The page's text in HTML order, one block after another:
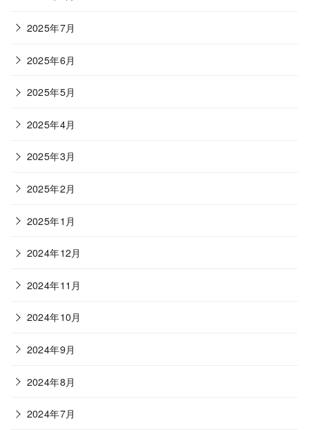
2025年7月
2025年6月
2025年5月
2025年4月
2025年3月
2025年2月
2025年1月
2024年12月
2024年11月
2024年10月
2024年9月
2024年8月
2024年7月